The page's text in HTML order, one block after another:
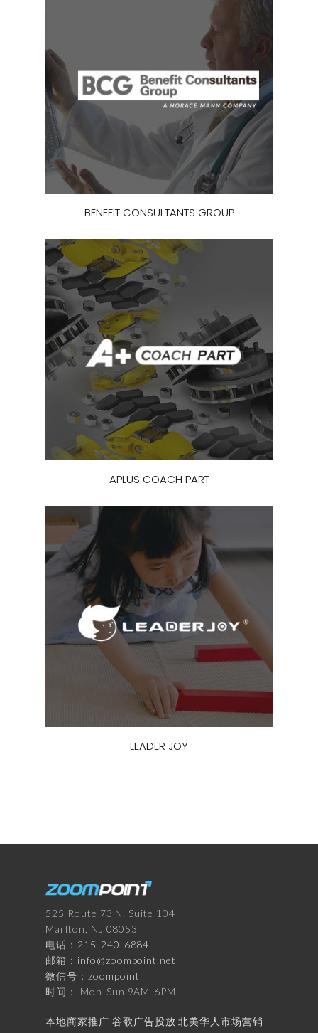
BENEFIT CONSULTANTS GROUP
APLUS COACH PART
LEADER JOY
525 Route 73 N, Suite 104
Marlton, NJ 08053
电话： 215-240-6884
邮箱： info@zoompoint.net
微信号： zoompoint
时间： Mon-Sun 9AM-6PM
本地商家推广 谷歌广告投放 北美华人市场营销